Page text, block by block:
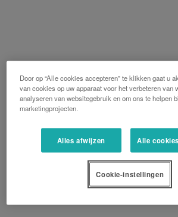
Door op “Alle cookies accepteren” te klikken gaat u
van cookies op uw apparaat voor het verbeteren van
analyseren van websitegebruik en om ons te helpen
marketingprojecten.
Alles afwijzen Alle
Cookie-instellingen